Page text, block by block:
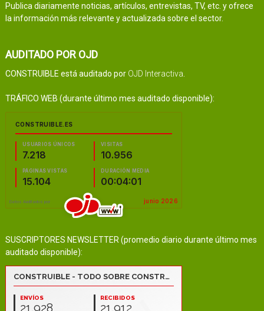
Publica diariamente noticias, artículos, entrevistas, TV, etc. y ofrece
la información más relevante y actualizada sobre el sector.
AUDITADO POR OJD
CONSTRUIBLE está auditado por OJD Interactiva
TRÁFICO WEB (durante último mes auditado disponible):
SUSCRIPTORES NEWSLETTER (promedio diario durante último mes
auditado disponible):